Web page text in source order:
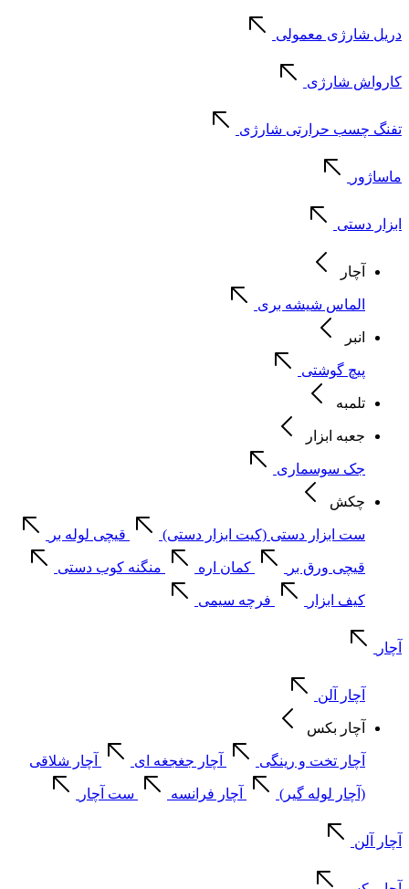
دریل شارژی معمولی
کارواش شارژی
تفنگ چسب حرارتی شارژی
ماساژور
ابزار دستی
آچار
الماس شیشه بری
انبر
پیچ گوشتی
تلمبه
جعبه ابزار
جک سوسماری
چکش
ست ابزار دستی (کیت ابزار دستی) قیچی لوله بر
قیچی ورق بر کمان اره منگنه کوب دستی
کیف ابزار فرچه سیمی
آچار
آچار آلن
آچار بکس
آچار تخت و رینگی آچار جغجغه ای آچار شلاقی
(آچار لوله گیر) آچار فرانسه ست آچار
آچار آلن